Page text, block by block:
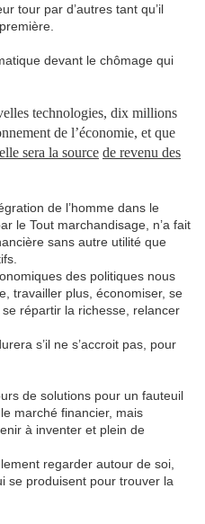
tour par d’autres tant qu’il
devant le chômage qui
technologies, dix millions
de l’économie, et que
sera la source de revenu des
de l’homme dans le
le Tout marchandisage, n’a fait
sans autre utilité que
des politiques nous
travailler plus, économiser, se
répartir la richesse, relancer
s’il ne s’accroit pas, pour
de solutions pour un fauteuil
marché financier, mais
à inventer et plein de
regarder autour de soi,
se produisent pour trouver la